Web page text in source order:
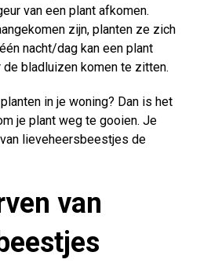
van een plant afkomen.
zijn, planten ze zich
nacht/dag kan een plant
bladluizen komen te zitten.
in je woning? Dan is het
je plant weg te gooien. Je
lieveheersbeestjes de
van